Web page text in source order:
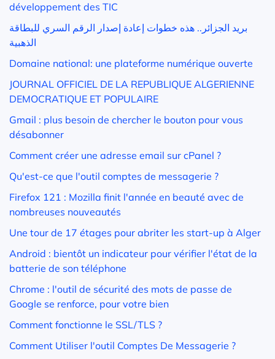
développement des TIC
بريد الجزائر.. هذه خطوات إعادة إصدار الرقم السري للبطاقة
الذهبية
Domaine national: une plateforme numérique ouverte
JOURNAL OFFICIEL DE LA REPUBLIQUE ALGERIENNE
DEMOCRATIQUE ET POPULAIRE
Gmail : plus besoin de chercher le bouton pour vous
désabonner
Comment créer une adresse email sur cPanel ?
Qu'est-ce que l'outil comptes de messagerie ?
Firefox 121 : Mozilla finit l'année en beauté avec de
nombreuses nouveautés
Une tour de 17 étages pour abriter les start-up à Alger
Android : bientôt un indicateur pour vérifier l'état de la
batterie de son téléphone
Chrome : l'outil de sécurité des mots de passe de
Google se renforce, pour votre bien
Comment fonctionne le SSL/TLS ?
Comment Utiliser l'outil Comptes De Messagerie ?